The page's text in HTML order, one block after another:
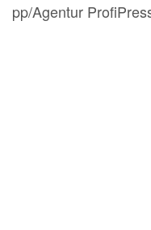
pp/Agentur